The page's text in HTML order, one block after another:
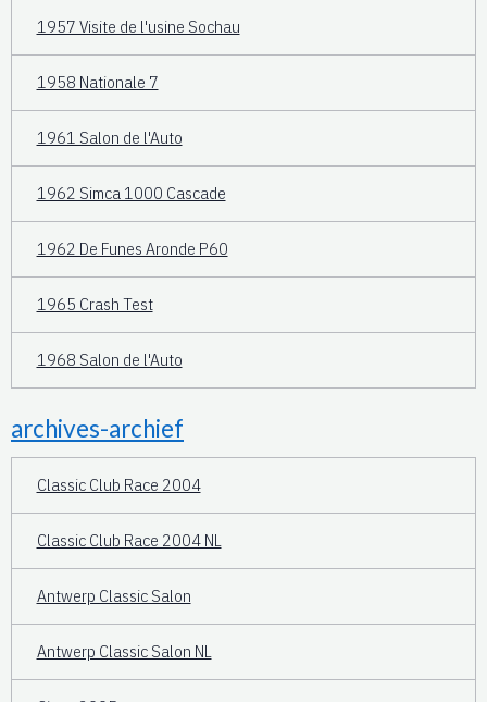
1957 Visite de l'usine Sochau
1958 Nationale 7
1961 Salon de l'Auto
1962 Simca 1000 Cascade
1962 De Funes Aronde P60
1965 Crash Test
1968 Salon de l'Auto
archives-archief
Classic Club Race 2004
Classic Club Race 2004 NL
Antwerp Classic Salon
Antwerp Classic Salon NL